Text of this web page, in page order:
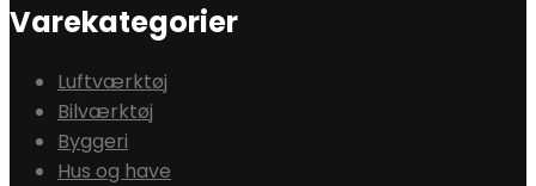
Varekategorier
Luftværktøj
Bilværktøj
Byggeri
Hus og have